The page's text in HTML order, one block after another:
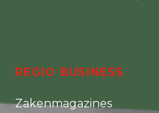
REGIO BUSINESS
Zakenmagazines